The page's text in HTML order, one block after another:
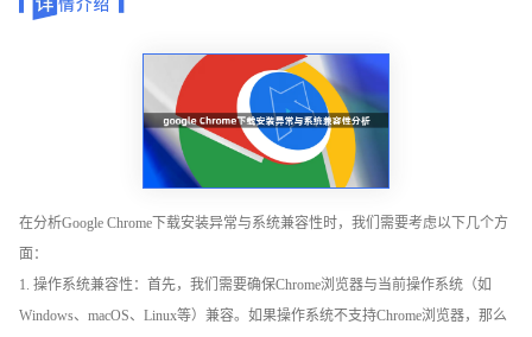
在分析Google Chrome下载安装异常与系统兼容性时，我们需要考虑以下几个方
面：
1. 操作系统兼容性：首先，我们需要确保Chrome浏览器与当前操作系统（如
Windows、macOS、Linux等）兼容。如果操作系统不支持Chrome浏览器，那么